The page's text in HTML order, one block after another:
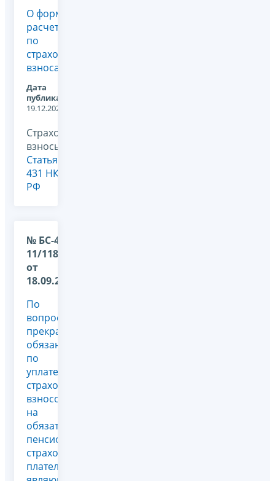
О форме
расчета
по
страховым
взносам
Дата
публикации:
19.12.2023
Страховые
взносы,
Статья
431 НК
РФ
№ БС-4-
11/11864@
от
18.09.2023
По
вопросу
прекращения
обязанности
по
уплате
страховых
взносов
на
обязательное
пенсионное
страхование
плательщиков,